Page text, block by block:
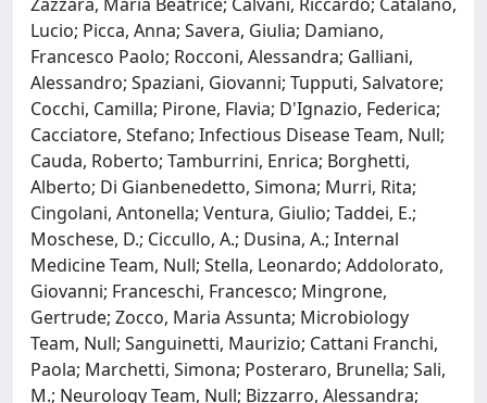
Lucio; Picca, Anna; Savera, Giulia; Damiano,
Francesco Paolo; Rocconi, Alessandra; Galliani,
Alessandro; Spaziani, Giovanni; Tupputi, Salvatore;
Cocchi, Camilla; Pirone, Flavia; D'Ignazio, Federica;
Cacciatore, Stefano; Infectious Disease Team, Null;
Cauda, Roberto; Tamburrini, Enrica; Borghetti,
Alberto; Di Gianbenedetto, Simona; Murri, Rita;
Cingolani, Antonella; Ventura, Giulio; Taddei, E.;
Moschese, D.; Ciccullo, A.; Dusina, A.; Internal
Medicine Team, Null; Stella, Leonardo; Addolorato,
Giovanni; Franceschi, Francesco; Mingrone,
Gertrude; Zocco, Maria Assunta; Microbiology
Team, Null; Sanguinetti, Maurizio; Cattani Franchi,
Paola; Marchetti, Simona; Posteraro, Brunella; Sali,
M.; Neurology Team, Null; Bizzarro, Alessandra;